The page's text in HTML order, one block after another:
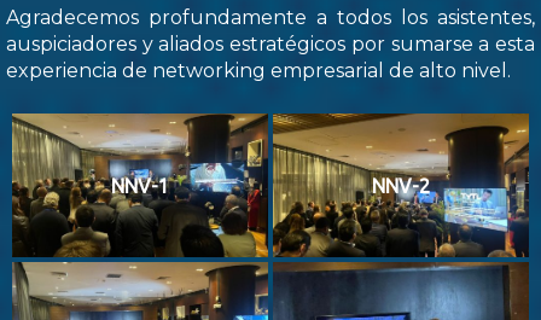
Agradecemos profundamente a todos los asistentes,
auspiciadores y aliados estratégicos por sumarse a esta
experiencia de networking empresarial de alto nivel.
NNV-1 NNV-2